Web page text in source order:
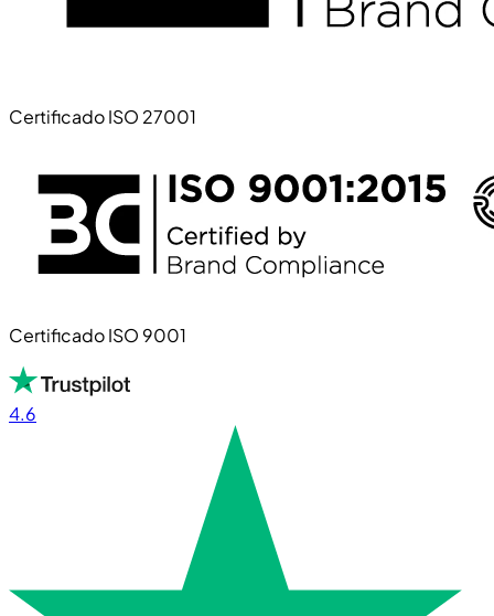
Certificado ISO 27001
Certificado ISO 9001
4.6